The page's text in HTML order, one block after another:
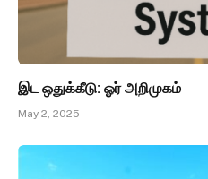
இட ஒதுக்கீடு: ஓர் அறிமுகம்
May 2, 2025